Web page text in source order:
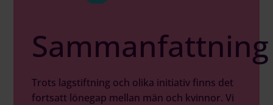
Sammanfattning
Trots lagstiftning och olika initiativ finns det
fortsatt lönegap mellan män och kvinnor. Vi